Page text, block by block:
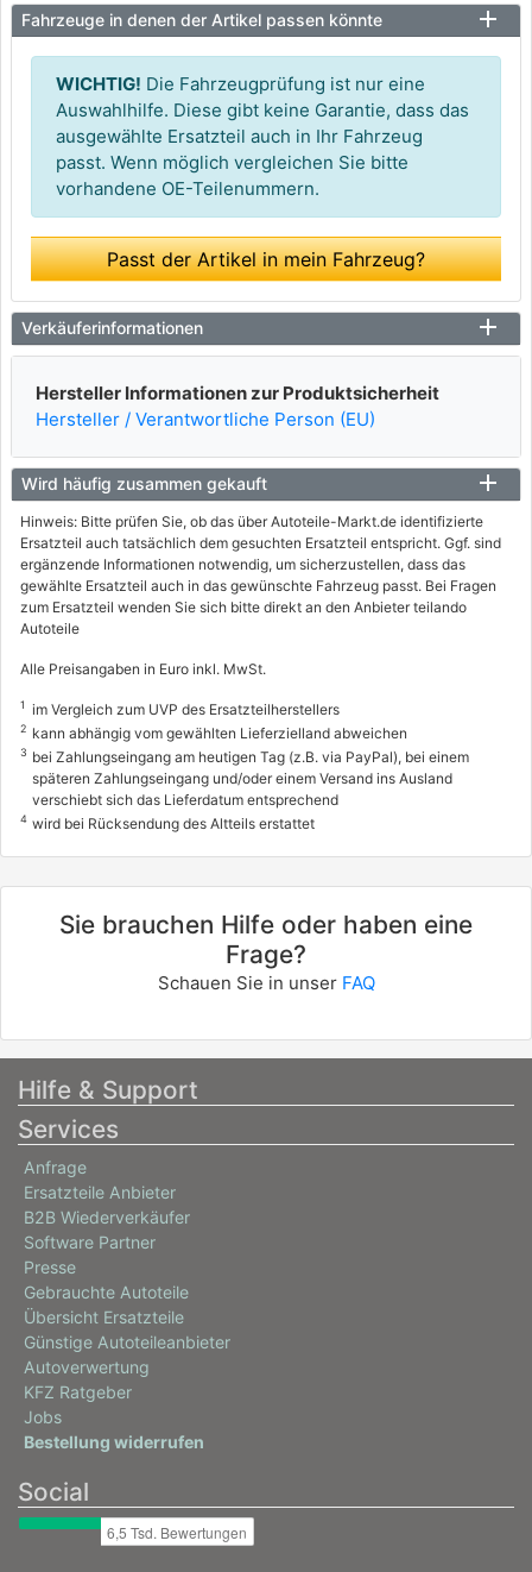
Fahrzeuge in denen der Artikel passen könnte
WICHTIG! Die Fahrzeugprüfung ist nur eine
Auswahlhilfe. Diese gibt keine Garantie, dass das
ausgewählte Ersatzteil auch in Ihr Fahrzeug
passt. Wenn möglich vergleichen Sie bitte
vorhandene OE-Teilenummern.
Passt der Artikel in mein Fahrzeug?
Verkäuferinformationen
Hersteller Informationen zur Produktsicherheit
Hersteller / Verantwortliche Person (EU)
Wird häufig zusammen gekauft
Hinweis: Bitte prüfen Sie, ob das über Autoteile-Markt.de identifizierte
Ersatzteil auch tatsächlich dem gesuchten Ersatzteil entspricht. Ggf. sind
ergänzende Informationen notwendig, um sicherzustellen, dass das
gewählte Ersatzteil auch in das gewünschte Fahrzeug passt. Bei Fragen
zum Ersatzteil wenden Sie sich bitte direkt an den Anbieter teilando
Autoteile
Alle Preisangaben in Euro inkl. MwSt.
1 im Vergleich zum UVP des Ersatzteilherstellers
2 kann abhängig vom gewählten Lieferzielland abweichen
3 bei Zahlungseingang am heutigen Tag (z.B. via PayPal), bei einem
späteren Zahlungseingang und/oder einem Versand ins Ausland
verschiebt sich das Lieferdatum entsprechend
4 wird bei Rücksendung des Altteils erstattet
Sie brauchen Hilfe oder haben eine
Frage?
Schauen Sie in unser FAQ
Hilfe & Support
Services
Anfrage
Ersatzteile Anbieter
B2B Wiederverkäufer
Software Partner
Presse
Gebrauchte Autoteile
Übersicht Ersatzteile
Günstige Autoteileanbieter
Autoverwertung
KFZ Ratgeber
Jobs
Bestellung widerrufen
Social